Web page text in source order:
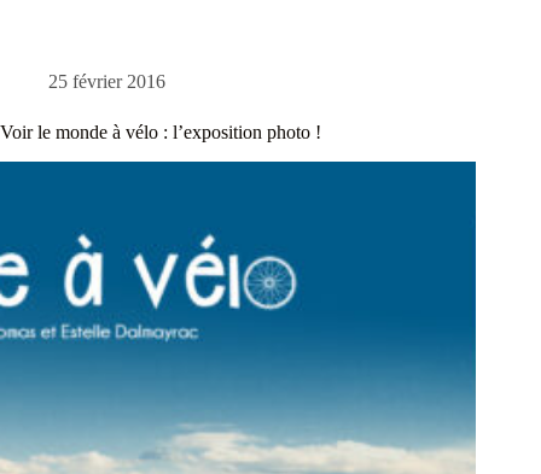
25 février 2016
Voir le monde à vélo : l’exposition photo !